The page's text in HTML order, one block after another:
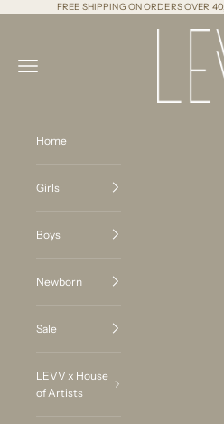
Naar inhoudFREE SHIPPING ON ORDERS OVER
LEVV Labels
Menu
Home
Girls
Boys
Newborn
Sale
LEVV x House
of Artists